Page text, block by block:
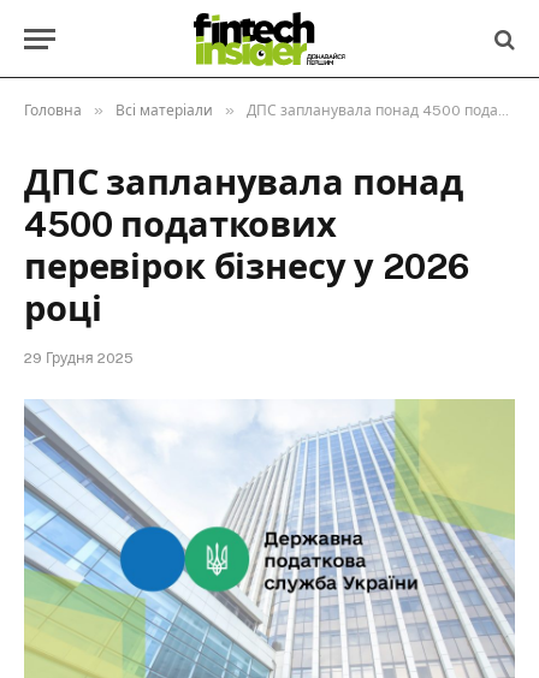
Головна » Всі матеріали » ДПС запланувала понад 4500 податкових перевірок бізнесу у 2026 році
ДПС запланувала понад
4500 податкових
перевірок бізнесу у 2026
році
29 Грудня 2025